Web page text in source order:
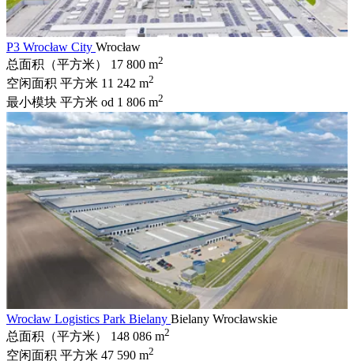
P3 Wrocław City Wrocław
总面积（平方米）
17 800 m2
空闲面积 平方米 11 242 m2
最小模块 平方米 od 1 806 m2
Wrocław Logistics Park Bielany Bielany Wrocławskie
总面积（平方米）
148 086 m2
空闲面积 平方米 47 590 m2